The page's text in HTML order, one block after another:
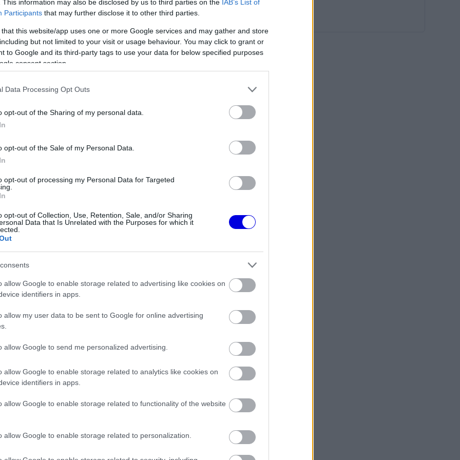
This information may also be disclosed by us to third parties on the IAB’s List of
Participants that may further disclose it to other third parties.
that this website/app uses one or more Google services and may gather and store
but not limited to your visit or usage behaviour. You may click to grant or
to Google and its third-party tags to use your data for below specified purposes
consent section.
Data Processing Opt Outs
opt-out of the Sharing of my personal data.
opt-out of the Sale of my Personal Data.
opt-out of processing my Personal Data for Targeted
opt-out of Collection, Use, Retention, Sale, and/or Sharing
Data that Is Unrelated with the Purposes for which it
allow Google to enable storage related to advertising like cookies on
identifiers in apps.
allow my user data to be sent to Google for online advertising
allow Google to send me personalized advertising.
allow Google to enable storage related to analytics like cookies on
identifiers in apps.
allow Google to enable storage related to functionality of the website
allow Google to enable storage related to personalization.
kapcsolatban is egyre hangosabban fejezi
Verstappen
a távozási
okát
Amerikai versenysorozatban
pozitívabban nyilatkozott, ám a montreali
a hangulata. Egy esetleges
főleg úgy, hogy a GPblog
vonzó alternatívát Verstappen számára.
kommunikálta, a csapat is tisztában
semmilyen kölcsönös érdeklődés nem
a
még Lewis Hamilton is csupán